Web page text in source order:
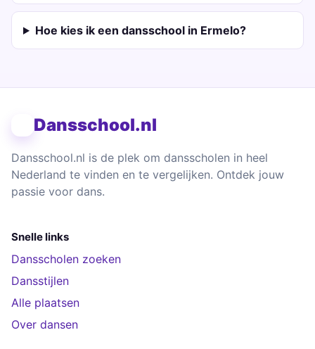
Hoe kies ik een dansschool in Ermelo?
Dansschool.nl
Dansschool.nl is de plek om dansscholen in heel
Nederland te vinden en te vergelijken. Ontdek jouw
passie voor dans.
Snelle links
Dansscholen zoeken
Dansstijlen
Alle plaatsen
Over dansen